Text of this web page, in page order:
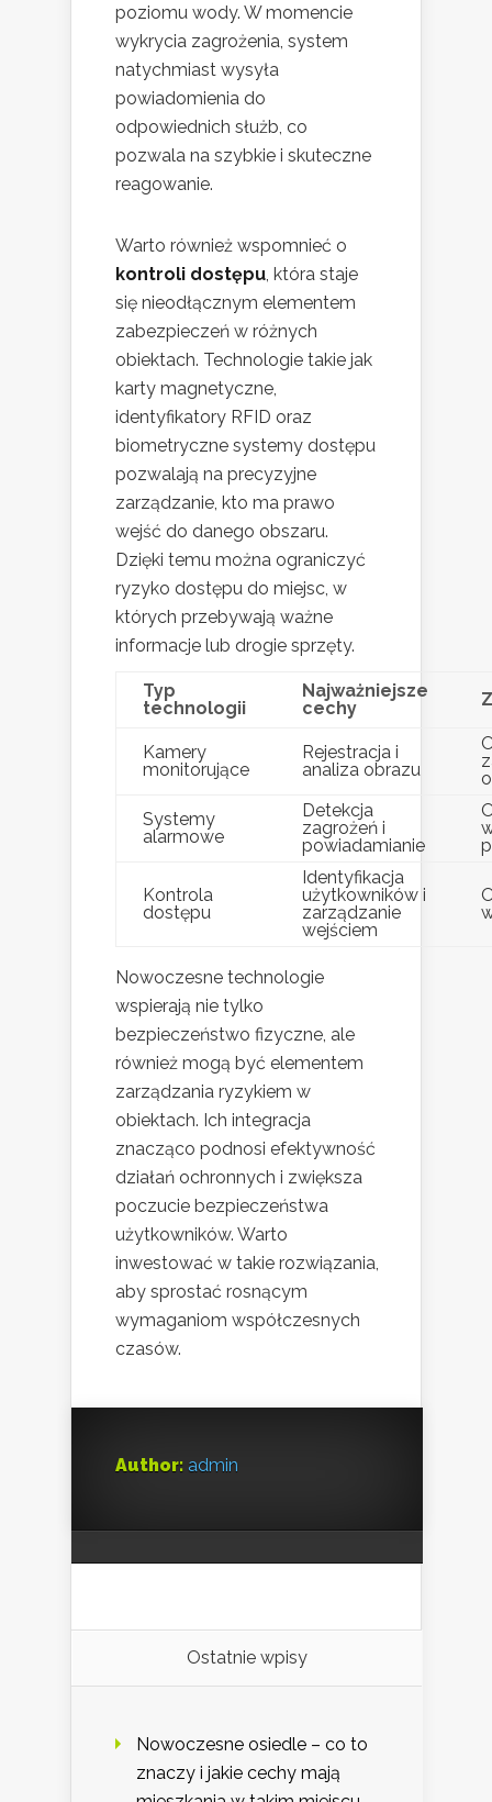
poziomu wody. W momencie
wykrycia zagrożenia, system
natychmiast wysyła
powiadomienia do
odpowiednich służb, co
pozwala na szybkie i skuteczne
reagowanie.
Warto również wspomnieć o
kontroli dostępu , która staje
się nieodłącznym elementem
zabezpieczeń w różnych
obiektach. Technologie takie jak
karty magnetyczne,
identyfikatory RFID oraz
biometryczne systemy dostępu
pozwalają na precyzyjne
zarządzanie, kto ma prawo
wejść do danego obszaru.
Dzięki temu można ograniczyć
ryzyko dostępu do miejsc, w
których przebywają ważne
informacje lub drogie sprzęty.
Typ
technologii
Najważniejsze
cechy
Kamery
monitorujące
Rejestracja i
analiza obrazu
Systemy
alarmowe
Detekcja
zagrożeń i
powiadamianie
Kontrola
dostępu
Identyfikacja
użytkowników i
zarządzanie
wejściem
Nowoczesne technologie
wspierają nie tylko
bezpieczeństwo fizyczne, ale
również mogą być elementem
zarządzania ryzykiem w
obiektach. Ich integracja
znacząco podnosi efektywność
działań ochronnych i zwiększa
poczucie bezpieczeństwa
użytkowników. Warto
inwestować w takie rozwiązania,
aby sprostać rosnącym
wymaganiom współczesnych
czasów.
Author: admin
Ostatnie wpisy
Nowoczesne osiedle – co to
znaczy i jakie cechy mają